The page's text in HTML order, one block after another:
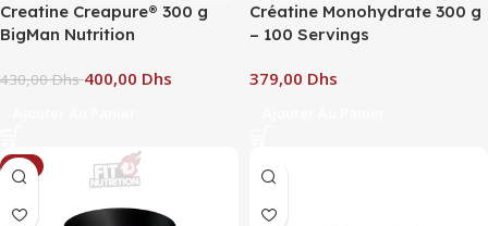
Creatine Creapure® 300 g
BigMan Nutrition
430,00Dhs400,00 Dhs
Créatine Monohydrate 300 g
– 100 Servings
Dhs
-6%